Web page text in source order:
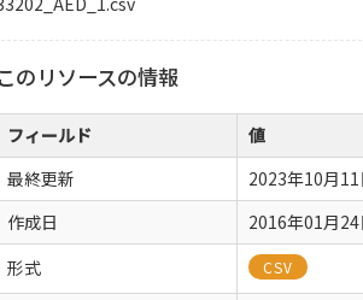
このリソースの情報
フィールド
値
最終更新
2023年10月11
作成日
2016年01月24
形式
CSV